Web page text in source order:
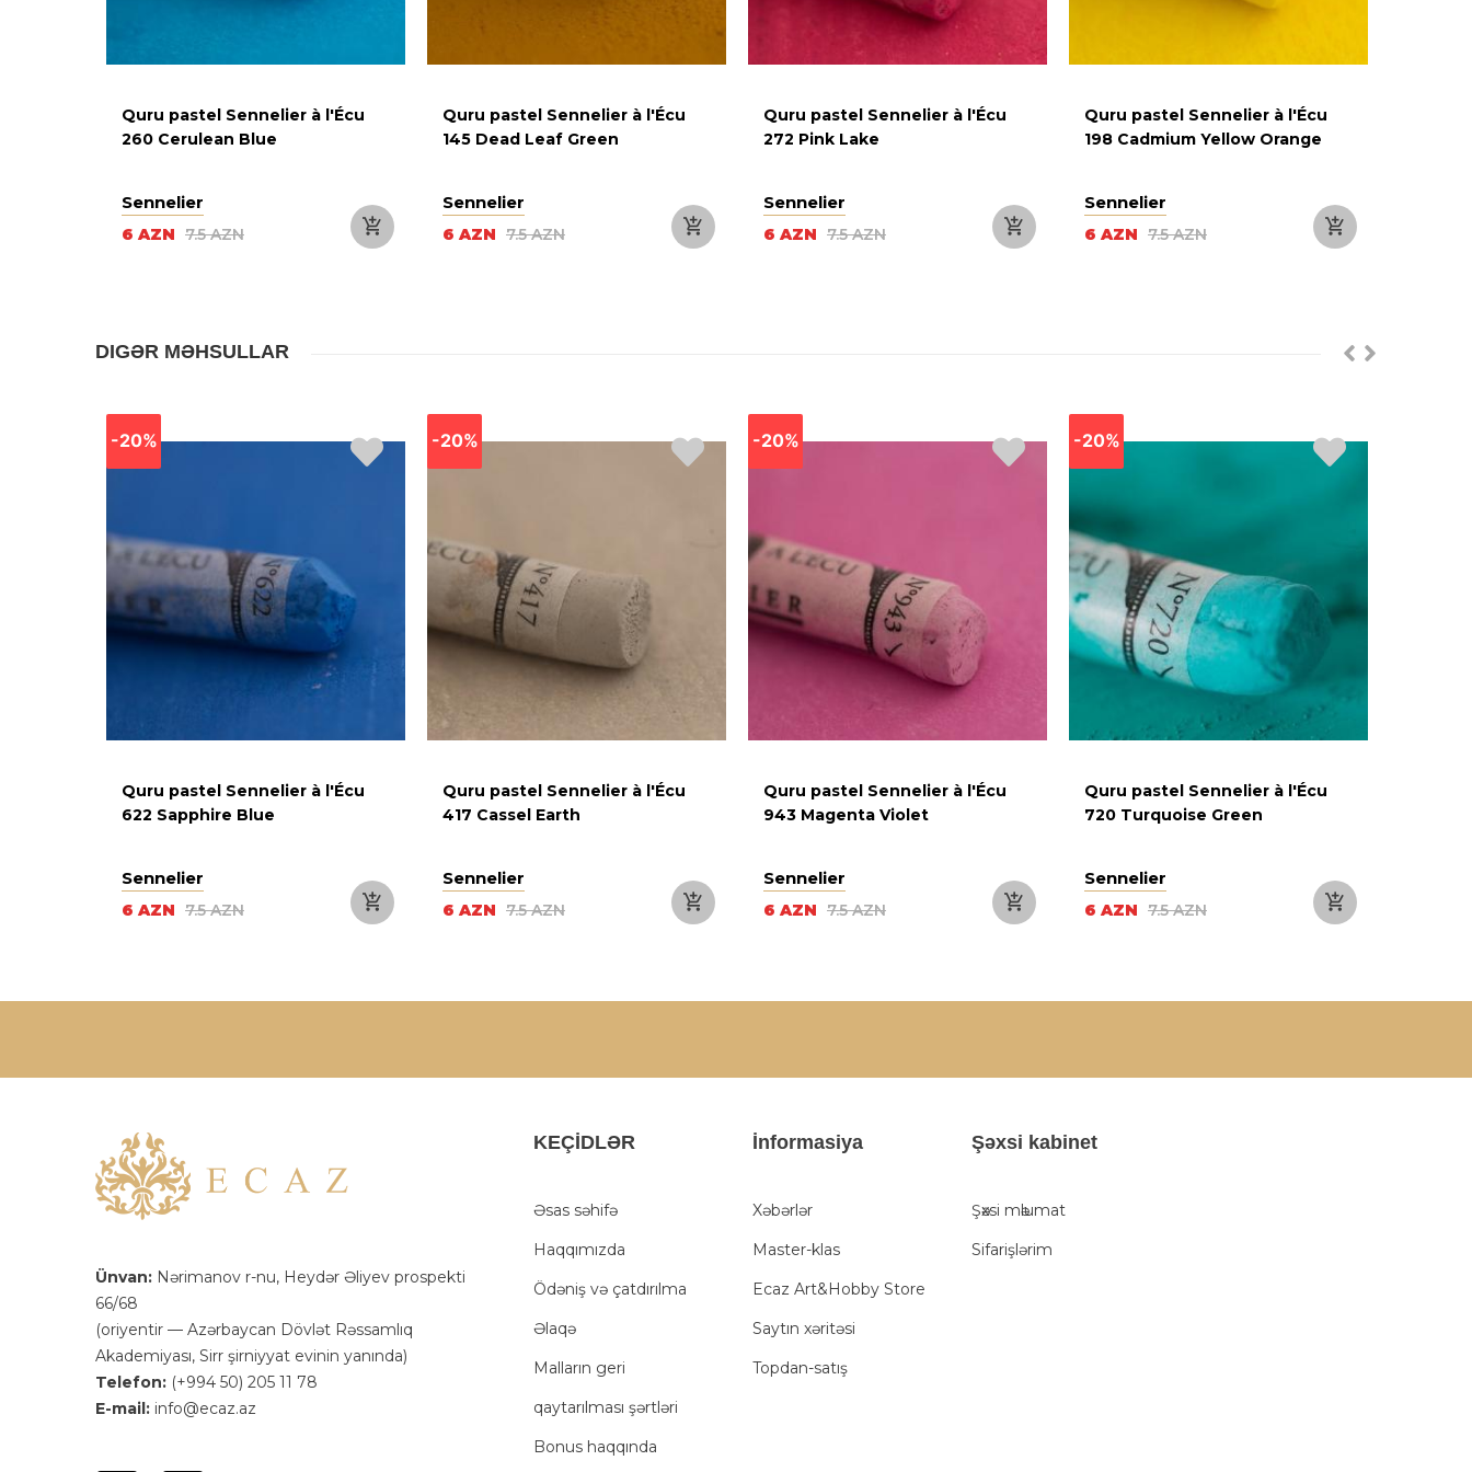
Quru pastel Sennelier à l'Écu
260 Cerulean Blue
Sennelier
6 AZN 7.5 AZN
Quru pastel Sennelier à l'Écu
145 Dead Leaf Green
Sennelier
6 AZN 7.5 AZN
Quru pastel Sennelier à l'Écu
272 Pink Lake
Sennelier
6 AZN 7.5 AZN
Quru pastel Sennelier à l'Écu
198 Cadmium Yellow Orange
Sennelier
6 AZN 7.5 AZN
DIGƏR MƏHSULLAR
-20%
Quru pastel Sennelier à l'Écu
622 Sapphire Blue
Sennelier
6 AZN 7.5 AZN
-20%
Quru pastel Sennelier à l'Écu
417 Cassel Earth
Sennelier
6 AZN 7.5 AZN
-20%
Quru pastel Sennelier à l'Écu
943 Magenta Violet
Sennelier
6 AZN 7.5 AZN
-20%
Quru pastel Sennelier à l'Écu
720 Turquoise Green
Sennelier
6 AZN 7.5 AZN
Ünvan: Nərimanov r-nu, Heydər Əliyev prospekti
66/68
(oriyentir — Azərbaycan Dövlət Rəssamlıq
Akademiyası, Sirr şirniyyat evinin yanında)
Telefon: (+994 50) 205 11 78
E-mail: info@ecaz.az
KEÇİDLƏR
Əsas səhifə
Haqqımızda
Ödəniş və çatdırılma
Əlaqə
Malların geri
qaytarılması şərtləri
Bonus haqqında
İnformasiya
Xəbərlər
Master-klas
Ecaz Art&Hobby Store
Saytın xəritəsi
Topdan-satış
Şәxsi kabinet
Şәxsi mәlumat
Sifarişlərim